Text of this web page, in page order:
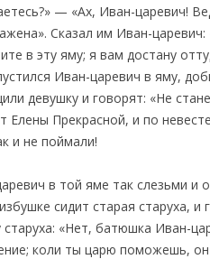
— «Ах, Иван-царевич!
Сказал им Иван-
в эту яму; я вам достану
Иван-царевич в яму,
девушку и говорят: «Не
Прекрасной, и по
и не поймали!
в той яме так слезьми и
сидит старая старуха, и
«Нет, батюшка Иван-
коли ты царю поможешь,